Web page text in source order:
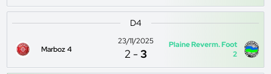
D4
Marboz 4
23/11/2025
2 -3
Plaine Reverm. Foot
2